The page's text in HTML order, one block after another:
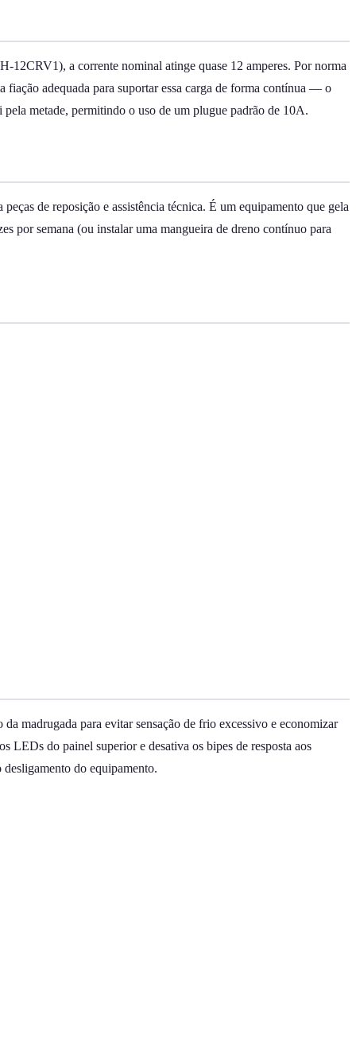
12CRV1), a corrente nominal atinge quase 12 amperes. Por norma
fiação adequada para suportar essa carga de forma contínua — o
metade, permitindo o uso de um plugue padrão de 10A.
de reposição e assistência técnica. É um equipamento que gela
por semana (ou instalar uma mangueira de dreno contínuo para
madrugada para evitar sensação de frio excessivo e economizar
LEDs do painel superior e desativa os bipes de resposta aos
do equipamento.